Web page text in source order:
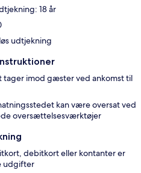
18 år
udtjekning
tager imod gæster ved ankomst til
kan være oversat ved
oversættelsesværktøjer
debitkort eller kontanter er
udgifter